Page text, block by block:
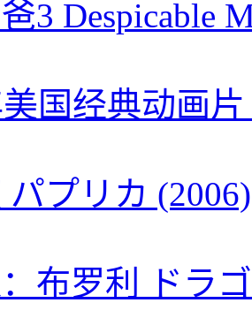
3 Despicable
美国经典动画
プリカ (2006)
布罗利 ドラ